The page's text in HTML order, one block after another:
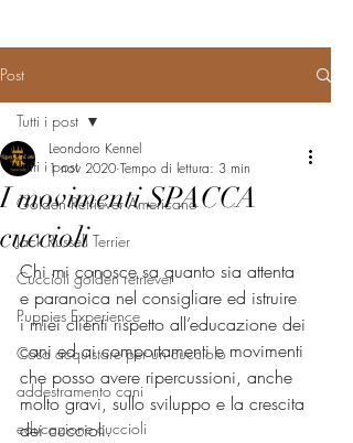
Post
Tutti i post
Golden Retriever Americano
Jack Russell Terrier
Cuccioli golden retriever
Puppies Experience
Cosa acquistare per un cucciolo
addestramento cani
educazione cuccioli
Tutti i post
I movimenti SPACCA
cuccioli
Leondoro Kennel
1 nov 2020 Tempo di lettura: 3 min
Chi mi conosce sa quanto sia attenta
e paranoica nel consigliare ed istruire
i miei clienti rispetto all’educazione dei
cani ed ai comportamenti e movimenti
che posso avere ripercussioni, anche
molto gravi, sullo sviluppo e la crescita
dei cuccioli.